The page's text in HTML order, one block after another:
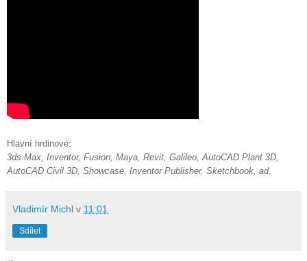
Hlavní hrdinové:
3ds Max, Inventor, Fusion, Maya, Revit, Galileo, AutoCAD Plant 3D,
AutoCAD Civil 3D, Showcase, Inventor Publisher, Sketchbook, ad.
Vladimír Michl v 11:01
Sdílet